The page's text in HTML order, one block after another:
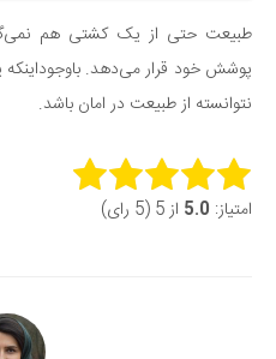
طبیعت حتی از یک کشتی هم
پوشش خود قرار می‌دهد. باوجوداینکه
نتوانسته از طبیعت در امان باشد.
Rate this item:
امتیاز: 5.0 از 5 (5 رای)